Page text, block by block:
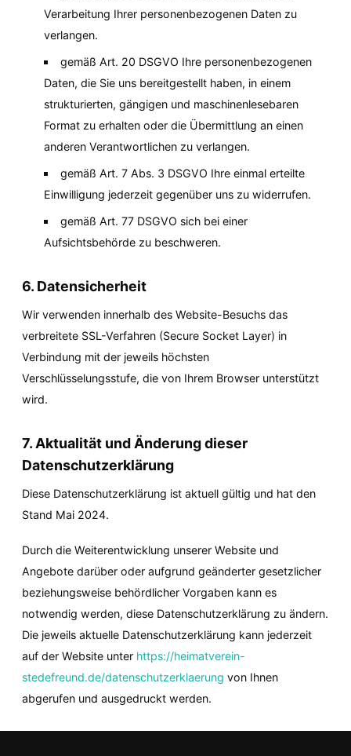
Verarbeitung Ihrer personenbezogenen Daten zu
verlangen.
gemäß Art. 20 DSGVO Ihre personenbezogenen
Daten, die Sie uns bereitgestellt haben, in einem
strukturierten, gängigen und maschinenlesebaren
Format zu erhalten oder die Übermittlung an einen
anderen Verantwortlichen zu verlangen.
gemäß Art. 7 Abs. 3 DSGVO Ihre einmal erteilte
Einwilligung jederzeit gegenüber uns zu widerrufen.
gemäß Art. 77 DSGVO sich bei einer
Aufsichtsbehörde zu beschweren.
6. Datensicherheit
Wir verwenden innerhalb des Website-Besuchs das
verbreitete SSL-Verfahren (Secure Socket Layer) in
Verbindung mit der jeweils höchsten
Verschlüsselungsstufe, die von Ihrem Browser unterstützt
wird.
7. Aktualität und Änderung dieser
Datenschutzerklärung
Diese Datenschutzerklärung ist aktuell gültig und hat den
Stand Mai 2024.
Durch die Weiterentwicklung unserer Website und
Angebote darüber oder aufgrund geänderter gesetzlicher
beziehungsweise behördlicher Vorgaben kann es
notwendig werden, diese Datenschutzerklärung zu ändern.
Die jeweils aktuelle Datenschutzerklärung kann jederzeit
auf der Website unter https://heimatverein-
stedefreund.de/datenschutzerklaerung von Ihnen
abgerufen und ausgedruckt werden.